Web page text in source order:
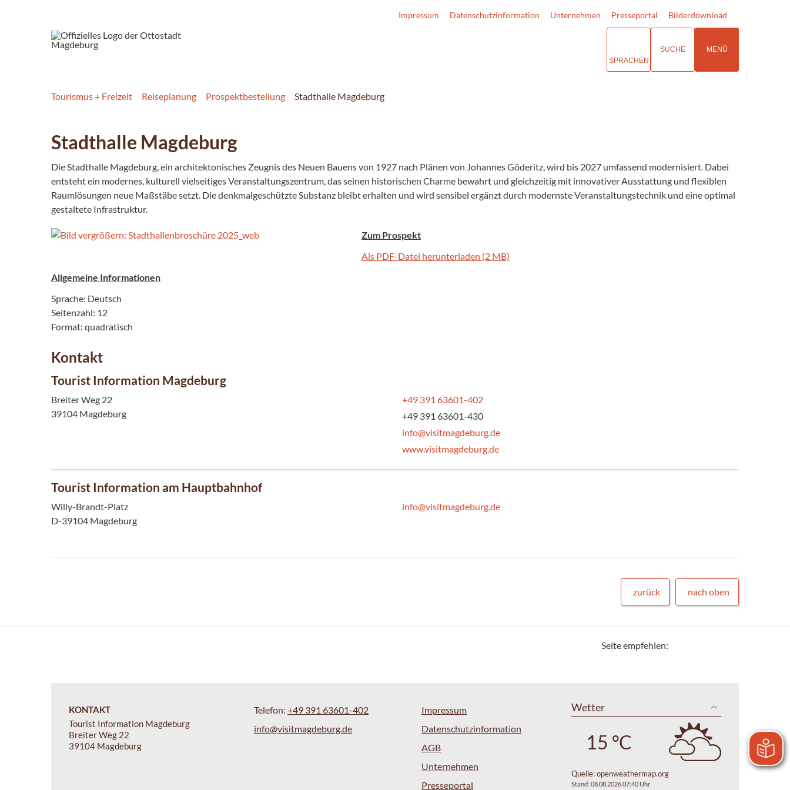
Impressum Datenschutzinformation Unternehmen Presseportal Bilderdownload
SPRACHEN
SUCHE MENÜ
Tourismus + Freizeit Reiseplanung Prospektbestellung Stadthalle Magdeburg
Stadthalle Magdeburg
Die Stadthalle Magdeburg, ein architektonisches Zeugnis des Neuen Bauens von 1927 nach Plänen von Johannes Göderitz, wird bis 2027 umfassend modernisiert. Dabei
entsteht ein modernes, kulturell vielseitiges Veranstaltungszentrum, das seinen historischen Charme bewahrt und gleichzeitig mit innovativer Ausstattung und flexiblen
Raumlösungen neue Maßstäbe setzt. Die denkmalgeschützte Substanz bleibt erhalten und wird sensibel ergänzt durch modernste Veranstaltungstechnik und eine optimal
gestaltete Infrastruktur.
Zum Prospekt
Als PDF-Datei herunterladen (2 MB)
Allgemeine Informationen
Sprache: Deutsch
Seitenzahl: 12
Format: quadratisch
Kontakt
Tourist Information Magdeburg
Breiter Weg 22
39104 Magdeburg
+49 391 63601-402
+49 391 63601-430
info@visitmagdeburg.de
www.visitmagdeburg.de
Tourist Information am Hauptbahnhof
Willy-Brandt-Platz
D-39104 Magdeburg
info@visitmagdeburg.de
zurück nach oben
Seite empfehlen:
KONTAKT
Tourist Information Magdeburg
Breiter Weg 22
39104 Magdeburg
Telefon: +49 391 63601-402
info@visitmagdeburg.de
Impressum
Datenschutzinformation
AGB
Unternehmen
Presseportal
Wetter
15 °C
Quelle:openweathermap.org
Stand: 08.08.2026 07:40 Uhr